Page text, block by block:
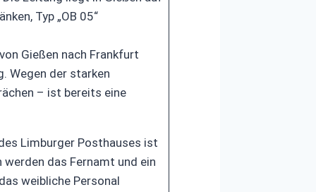
Typ „OB 05“
Gießen nach Frankfurt
Wegen der starken
– ist bereits eine
Limburger Posthauses ist
werden das Fernamt und ein
weibliche Personal